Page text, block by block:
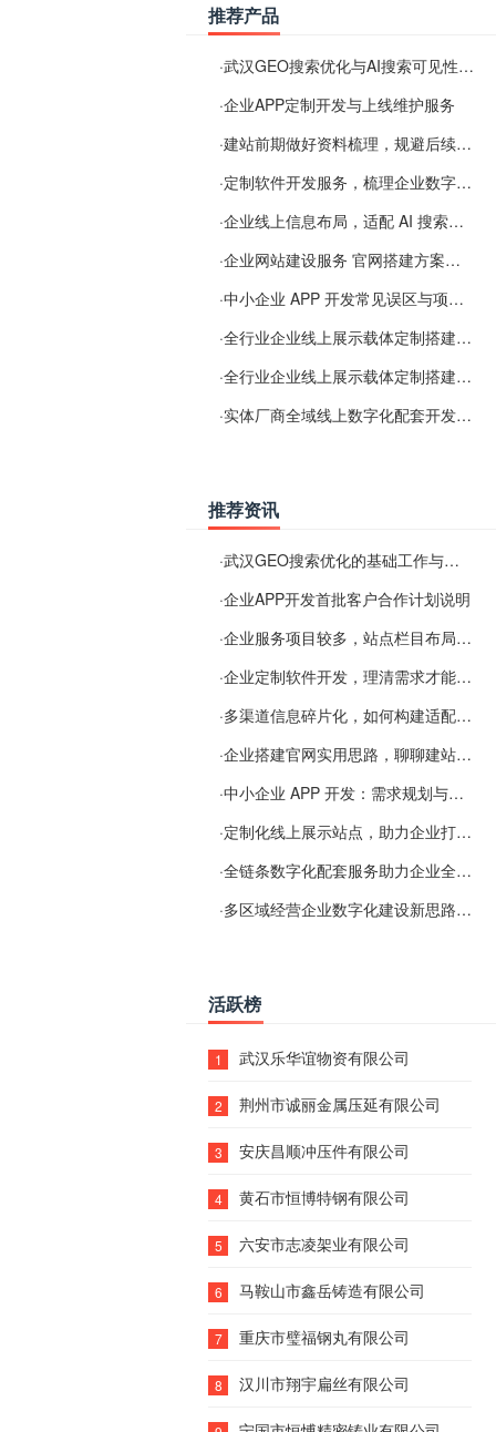
推荐产品
·武汉GEO搜索优化与AI搜索可见性服务
·企业APP定制开发与上线维护服务
·建站前期做好资料梳理，规避后续各类使用难题
·定制软件开发服务，梳理企业数字化落地常见难点
·企业线上信息布局，适配 AI 搜索需要留意这些要点
·企业网站建设服务 官网搭建方案经验分享
·中小企业 APP 开发常见误区与项目规划实用经验
·全行业企业线上展示载体定制搭建服务
·全行业企业线上展示载体定制搭建服务
·实体厂商全域线上数字化配套开发与地域检索优化服务
推荐资讯
·武汉GEO搜索优化的基础工作与实施思路
·企业APP开发首批客户合作计划说明
·企业服务项目较多，站点栏目布局规划参考思路
·企业定制软件开发，理清需求才能提升数字化落地效率
·多渠道信息碎片化，如何构建适配 AI 检索的品牌信息源
·企业搭建官网实用思路，聊聊建站容易忽视的问题
·中小企业 APP 开发：需求规划与项目落地避坑经验分享
·定制化线上展示站点，助力企业打通线上经营渠道
·全链条数字化配套服务助力企业全域线上经营
·多区域经营企业数字化建设新思路：多端载体与地域检索一体化落地思路分享
活跃榜
1 武汉乐华谊物资有限公司
2 荆州市诚丽金属压延有限公司
3 安庆昌顺冲压件有限公司
4 黄石市恒博特钢有限公司
5 六安市志凌架业有限公司
6 马鞍山市鑫岳铸造有限公司
7 重庆市璧福钢丸有限公司
8 汉川市翔宇扁丝有限公司